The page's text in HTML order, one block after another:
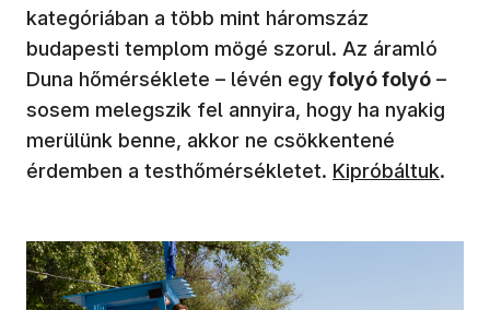
kategóriában a több mint háromszáz
budapesti templom mögé szorul. Az áramló
Duna hőmérséklete – lévén egy folyó folyó –
sosem melegszik fel annyira, hogy ha nyakig
merülünk benne, akkor ne csökkentené
érdemben a testhőmérsékletet. Kipróbáltuk.